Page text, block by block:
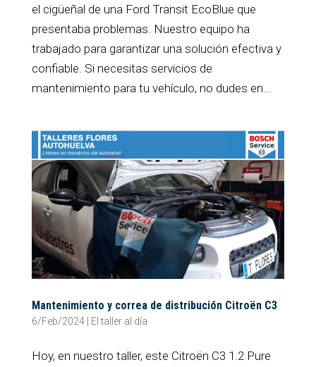
el cigüeñal de una Ford Transit EcoBlue que
presentaba problemas. Nuestro equipo ha
trabajado para garantizar una solución efectiva y
confiable. Si necesitas servicios de
mantenimiento para tu vehículo, no dudes en...
Mantenimiento y correa de distribución Citroën C3
6/Feb/2024| El taller al día
Hoy, en nuestro taller, este Citroën C3 1.2 Pure